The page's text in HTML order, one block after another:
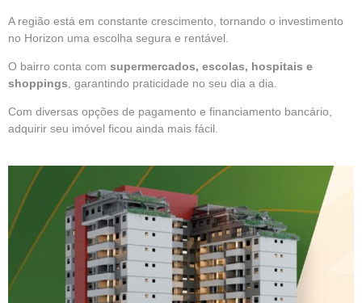
A região está em constante crescimento, tornando o investimento
no Horizon uma escolha segura e rentável.
O bairro conta com supermercados, escolas, hospitais e
shoppings , garantindo praticidade no seu dia a dia.
Com diversas opções de pagamento e financiamento bancário,
adquirir seu imóvel ficou ainda mais fácil.